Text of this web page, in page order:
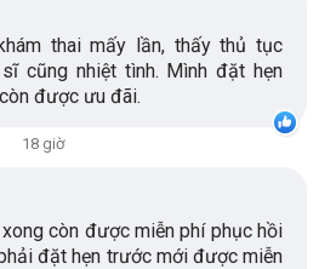
thai mấy lần, thấy thủ tục
sĩ cũng nhiệt tình. Mình đặt hẹn
được ưu đãi.
18 giờ
còn được miễn phí phục hồi
đặt hẹn trước mới được miễn